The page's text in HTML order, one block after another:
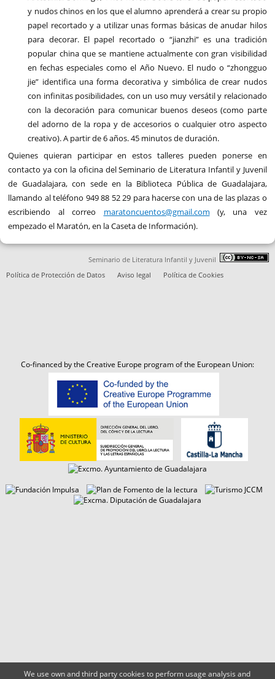
y nudos chinos en los que el alumno aprenderá a crear su propio
papel recortado y a utilizar unas formas básicas de anudar hilos
para decorar. El papel recortado o “jianzhi” es una tradición
popular china que se mantiene actualmente con gran visibilidad
en fechas especiales como el Año Nuevo. El nudo o “zhongguo
jie” identifica una forma decorativa y simbólica de crear nudos
con infinitas posibilidades, con un uso muy versátil y relacionado
con la decoración para comunicar buenos deseos (como parte
del adorno de la ropa y de accesorios o cualquier otro aspecto
creativo). A partir de 6 años. 45 minutos de duración.
Quienes quieran participar en estos talleres pueden ponerse en
contacto ya con la oficina del Seminario de Literatura Infantil y Juvenil
de Guadalajara, con sede en la Biblioteca Pública de Guadalajara,
llamando al teléfono 949 88 52 29 para hacerse con una de las plazas o
escribiendo al correo maratoncuentos@gmail.com (y, una vez
empezado el Maratón, en la Caseta de Información).
Seminario de Literatura Infantil y Juvenil
Política de Protección de Datos
Aviso legal Política de Cookies
Co-financed by the Creative Europe program of the European Union:
We use own and third party cookies to perform usage analysis and